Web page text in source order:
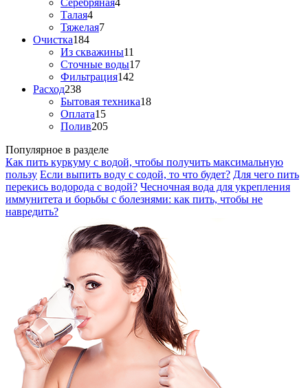
Талая4
Тяжелая7
Очистка184
Из скважины11
Сточные воды17
Фильтрация142
Расход238
Бытовая техника18
Оплата15
Полив205
Популярное в разделе
Как пить куркуму с водой, чтобы получить максимальную
пользу Если выпить воду с содой, то что будет? Для чего пить
перекись водорода с водой? Чесночная вода для укрепления
иммунитета и борьбы с болезнями: как пить, чтобы не
навредить?